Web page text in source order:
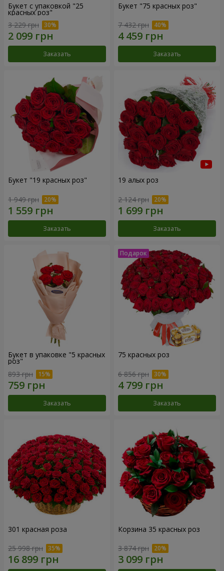
Букет с упаковкой "25
красных роз"
3 229 грн
Заказать
Букет "75 красных роз"
7 432 грн
Заказать
Букет "19 красных роз"
1 949 грн
Заказать
19 алых роз
2 124 грн
Заказать
Букет в упаковке "5 красных
роз"
893 грн
Заказать
75 красных роз
6 856 грн
Заказать
301 красная роза
25 998 грн
Корзина 35 красных роз
3 874 грн